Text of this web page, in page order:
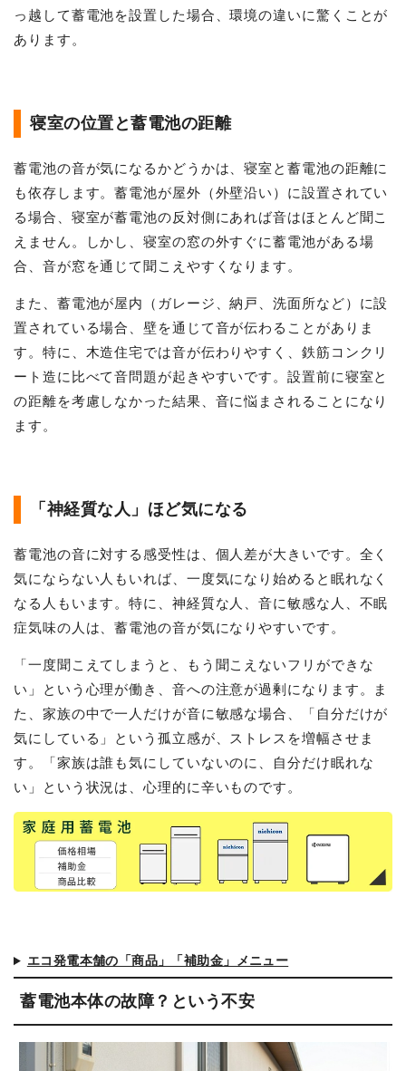
っ越して蓄電池を設置した場合、環境の違いに驚くことが
あります。
寝室の位置と蓄電池の距離
蓄電池の音が気になるかどうかは、寝室と蓄電池の距離に
も依存します。蓄電池が屋外（外壁沿い）に設置されてい
る場合、寝室が蓄電池の反対側にあれば音はほとんど聞こ
えません。しかし、寝室の窓の外すぐに蓄電池がある場
合、音が窓を通じて聞こえやすくなります。
また、蓄電池が屋内（ガレージ、納戸、洗面所など）に設
置されている場合、壁を通じて音が伝わることがありま
す。特に、木造住宅では音が伝わりやすく、鉄筋コンクリ
ート造に比べて音問題が起きやすいです。設置前に寝室と
の距離を考慮しなかった結果、音に悩まされることになり
ます。
「神経質な人」ほど気になる
蓄電池の音に対する感受性は、個人差が大きいです。全く
気にならない人もいれば、一度気になり始めると眠れなく
なる人もいます。特に、神経質な人、音に敏感な人、不眠
症気味の人は、蓄電池の音が気になりやすいです。
「一度聞こえてしまうと、もう聞こえないフリができな
い」という心理が働き、音への注意が過剰になります。ま
た、家族の中で一人だけが音に敏感な場合、「自分だけが
気にしている」という孤立感が、ストレスを増幅させま
す。「家族は誰も気にしていないのに、自分だけ眠れな
い」という状況は、心理的に辛いものです。
エコ発電本舗の「商品」「補助金」メニュー
蓄電池本体の故障？という不安